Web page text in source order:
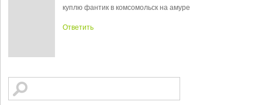
куплю фантик в комсомольск на амуре
Ответить